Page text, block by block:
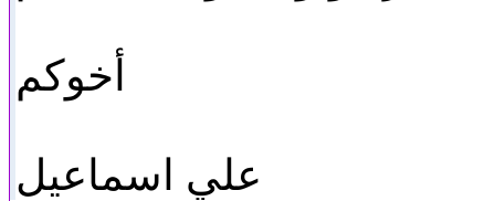
أخوكم
علي اسماعيل